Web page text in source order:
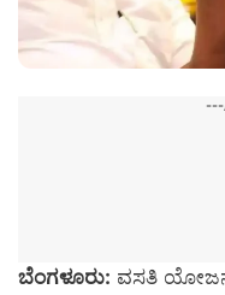
---
ಬೆಂಗಳೂರು: ವಸತಿ